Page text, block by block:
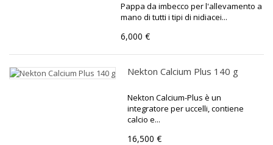
Pappa da imbecco per l'allevamento a
mano di tutti i tipi di nidiacei...
6,000 €
Nekton Calcium Plus 140 g
Nekton Calcium-Plus è un
integratore per uccelli, contiene
calcio e...
16,500 €